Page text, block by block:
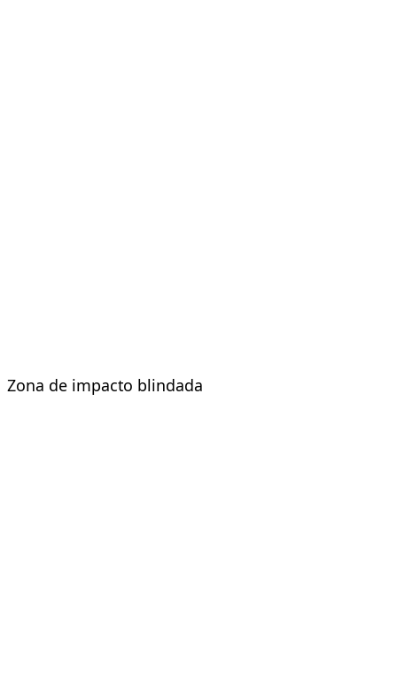
Zona de impacto blindada